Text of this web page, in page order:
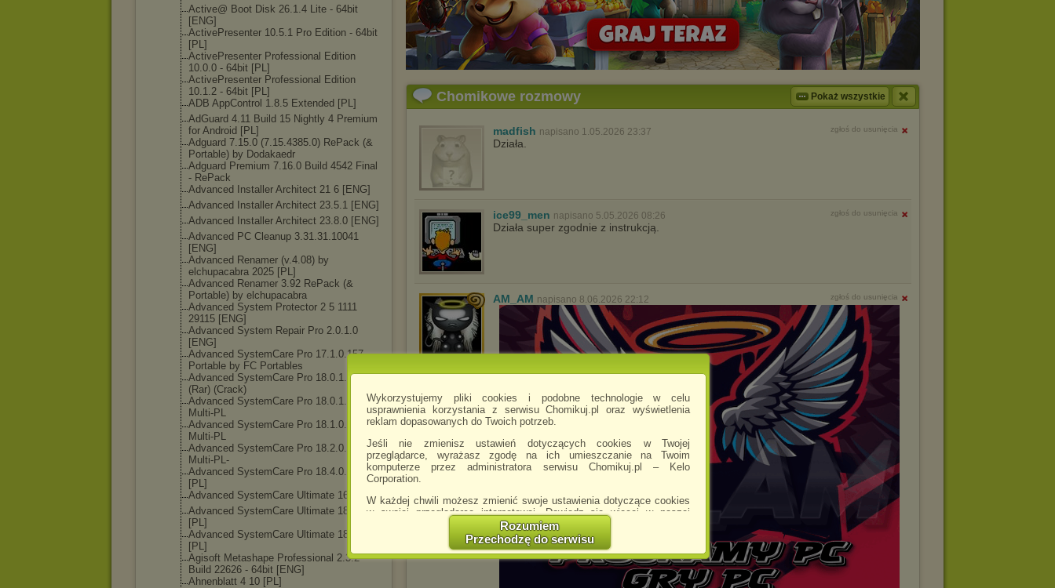
Wykorzystujemy pliki cookies i podobne technologie w celu
usprawnienia korzystania z serwisu Chomikuj.pl oraz wyświetlenia
reklam dopasowanych do Twoich potrzeb.
Jeśli nie zmienisz ustawień dotyczących cookies w Twojej
przeglądarce, wyrażasz zgodę na ich umieszczanie na Twoim
komputerze przez administratora serwisu Chomikuj.pl – Kelo
Corporation.
W każdej chwili możesz zmienić swoje ustawienia dotyczące cookies
w swojej przeglądarce internetowej. Dowiedz się więcej w naszej
http://chomikuj.pl/PolitykaPrywatnosci.aspx
Jednocześnie informujemy że zmiana ustawień przeglądarki może
spowodować ograniczenie korzystania ze strony Chomikuj.pl.
W przypadku braku twojej zgody na akceptację cookies niestety
Rozumiem
Przechodzę do serwisu
Active@ Boot Disk 26.1.4 Lite - 64bit
[ENG]
ActivePresenter 10.5.1 Pro Edition - 64bit
[PL]
ActivePresenter Professional Edition
10.0.0 - 64bit [PL]
ActivePresenter Professional Edition
10.1.2 - 64bit [PL]
ADB AppControl 1.8.5 Extended [PL]
AdGuard 4.11 Build 15 Nightly 4 Premium
for Android [PL]
Adguard 7.15.0 (7.15.4385.0) RePack (&
Portable) by Dodakaedr
Adguard Premium 7.16.0 Build 4542 Final
- RePack
Advanced Installer Architect 21 6 [ENG]
Advanced Installer Architect 23.5.1 [ENG]
Advanced Installer Architect 23.8.0 [ENG]
Advanced PC Cleanup 3.31.31.10041
[ENG]
Advanced Renamer (v.4.08) by
elchupacabra 2025 [PL]
Advanced Renamer 3.92 RePack (&
Portable) by elchupacabra
Advanced System Protector 2 5 1111
29115 [ENG]
Advanced System Repair Pro 2.0.1.0
[ENG]
Advanced SystemCare Pro 17.1.0.157
Portable by FC Portables
Advanced SystemCare Pro 18.0.1.158
(Rar) (Crack)
Advanced SystemCare Pro 18.0.1.175
Multi-PL
Advanced SystemCare Pro 18.1.0.201
Multi-PL
Advanced SystemCare Pro 18.2.0.222
Multi-PL-
Advanced SystemCare Pro 18.4.0.247
[PL]
Advanced SystemCare Ultimate 16.6.0.99
Advanced SystemCare Ultimate 18.0.0.85
[PL]
Advanced SystemCare Ultimate 18.1.0.87
[PL]
Agisoft Metashape Professional 2.3.2
Build 22626 - 64bit [ENG]
Ahnenblatt 4 10 [PL]
Chomikowe rozmowy Pokaż wszystkie
madfish napisano 1.05.2026 23:37 zgłoś do usunięcia
Działa.
ice99_men napisano 5.05.2026 08:26 zgłoś do usunięcia
Działa super zgodnie z instrukcją.
AM_AM napisano 8.06.2026 22:12 zgłoś do usunięcia